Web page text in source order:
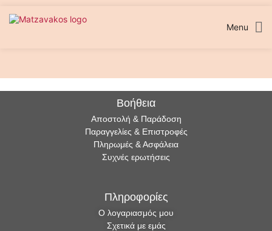
στο
περιεχόμενο
Menu
ΑΥΤΟΚΙΝΗΤΟ1
ΑΥΤΟΚΙΝΗΤΟ2
ΑΥΤΟΚΙΝΗΤΟ3
ΑΥΤΟΚΙΝΗΤΟ4
ΑΥΤΟΚΙΝΗΤΟ5
ΑΥΤΟΚΙΝΗΤΟ6
ΑΥΤΟΚΙΝΗΤΟ7
ΑΥΤΟΚΙΝΗΤΟ8
ΑΥΤΟΚΙΝΗΤΟ9
ΑΥΤΟΚΙΝΗΤΟ10
ΑΥΤΟΚΙΝΗΤΟ11
ΑΥΤΟΚΙΝΗΤΟ12
ΑΥΤΟΚΙΝΗΤΟ13
Βοήθεια
Αποστολή & Παράδοση
Παραγγελίες & Επιστροφές
Πληρωμές & Ασφάλεια
Συχνές ερωτήσεις
Πληροφορίες
Ο λογαριασμός μου
Σχετικά με εμάς